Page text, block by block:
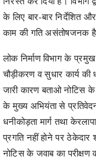
के लिए बार-बार निर्देशित
काम की गति असंतोषजनक
लोक निर्माण विभाग के
चौड़ीकरण व सुधार कार्य की
जारी कारण बताओ नोटिस के
के मुख्य अभियंता से
धनीकोड़ता मार्ग तथा
प्रगति नहीं होने पर ठेकेदार
नोटिस के जवाब का परीक्षण